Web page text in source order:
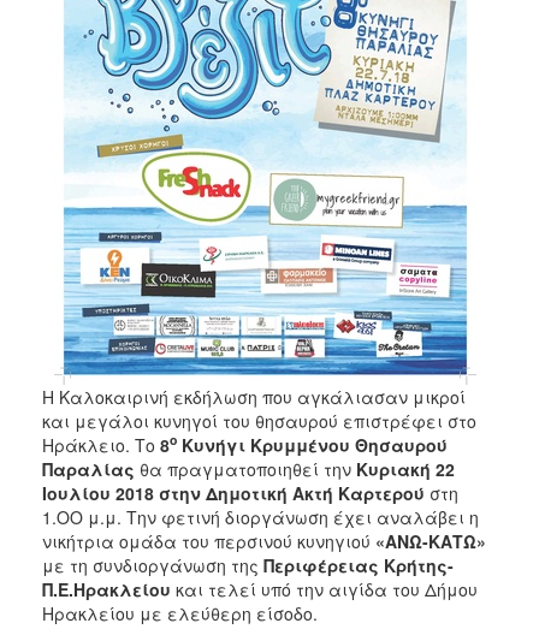
ΠΟΛΙΤΙΣΜΟΣ
ΑΝΘΕΚΤΙΚΗ
Η Καλοκαιρινή εκδήλωση που αγκάλιασαν μικροί
και μεγάλοι κυνηγοί του θησαυρού επιστρέφει στο
Ηράκλειο. Το 8ο Κυνήγι Κρυμμένου Θησαυρού
Παραλίας θα πραγματοποιηθεί την Κυριακή 22
Ιουλίου 2018 στην Δημοτική Ακτή Καρτερού στη
1.ΟΟ μ.μ. Την φετινή διοργάνωση έχει αναλάβει η
νικήτρια ομάδα του περσινού κυνηγιού «ΑΝΩ-ΚΑΤΩ»
με τη συνδιοργάνωση της Περιφέρειας Κρήτης-
Π.Ε.Ηρακλείου και τελεί υπό την αιγίδα του Δήμου
Ηρακλείου με ελεύθερη είσοδο.